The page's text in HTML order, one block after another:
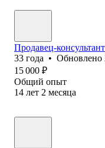
Продавец-консультант
33 года • Обновлено
15 000 ₽
Общий опыт
14 лет 2 месяца